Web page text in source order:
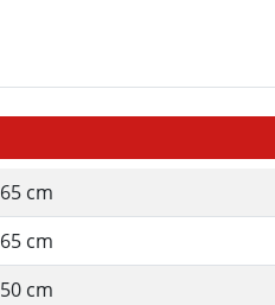
65 cm
65 cm
50 cm